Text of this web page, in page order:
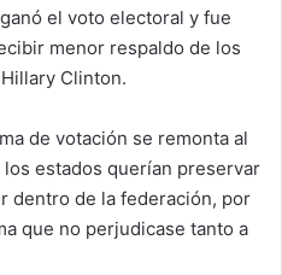
el voto electoral y fue
menor respaldo de los
Clinton.
de votación se remonta al
estados querían preservar
dentro de la federación, por
que no perjudicase tanto a